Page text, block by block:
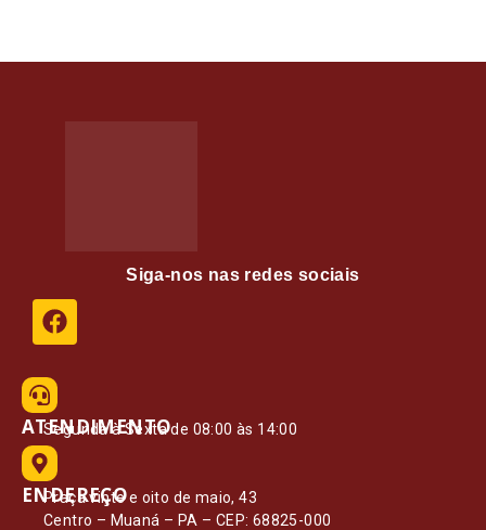
Siga-nos nas redes sociais
ATENDIMENTO
Segunda à Sexta de 08:00 às 14:00
ENDEREÇO
Praça vinte e oito de maio, 43
Centro – Muaná – PA – CEP: 68825-000